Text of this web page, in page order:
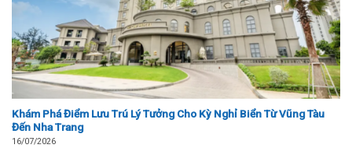
Khám Phá Điểm Lưu Trú Lý Tưởng Cho Kỳ Nghỉ Biển Từ Vũng Tàu
Đến Nha Trang
16/07/2026